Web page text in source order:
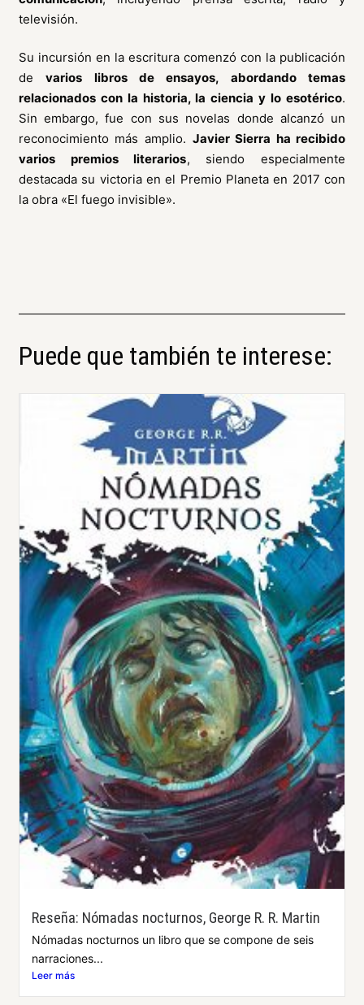
televisión.
Su incursión en la escritura comenzó con la publicación
devarios libros de ensayos, abordando temas
relacionados con la historia, la ciencia y lo esotérico.
Sin embargo, fue con sus novelas donde alcanzó un
reconocimiento más amplio. Javier Sierra ha recibido
varios premios literarios, siendo especialmente
destacada su victoria en el Premio Planeta en 2017 con
la obra «El fuego invisible».
Puede que también te interese:
Reseña: Nómadas nocturnos, George R. R. Martin
Nómadas nocturnos un libro que se compone de seis
narraciones...
Leer más